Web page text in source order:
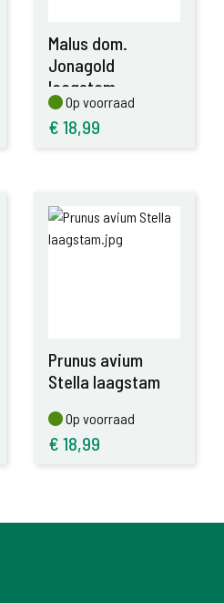
Malus dom.
Jonagold
laagstam
Op voorraad
Op voorraad
€ 18,99
Prunus avium
Stella laagstam
Op voorraad
Op voorraad
€ 18,99